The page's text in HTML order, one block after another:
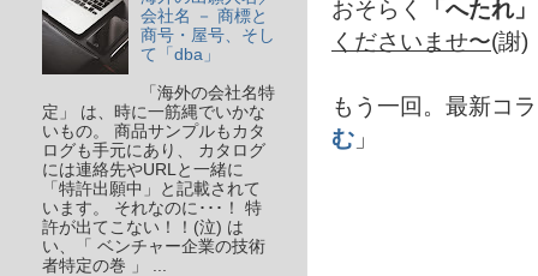
おそらく 「へたれ」
くださいませ〜(謝)
もう一回。最新コ
む 」
会社名 － 商標と
商号・屋号、そし
て「dba」
「海外の会社名特
定」 は、時に一筋縄でいかな
いもの。 商品サンプルもカタ
ログも手元にあり、 カタログ
には連絡先やURLと一緒に
「特許出願中」と記載されて
います。 それなのに･･･！ 特
許が出てこない！！(泣) は
い、「 ベンチャー企業の技術
者特定の巻 」 ...